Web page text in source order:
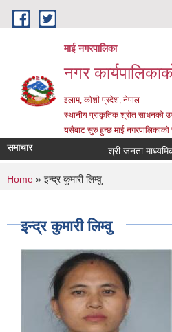
Skip to main content
माई नगरपालिका
नगर
इलाम, कोशी प्रदेश, नेपाल
स्थानीय प्राकृतिक श्रोत साधनको
यसैबाट सुरु हुन्छ माई नगरपालिकाको
समाचार श्री जनता
You are here
Home » इन्द्र कुमारी लिम्वु
इन्द्र कुमारी लिम्वु